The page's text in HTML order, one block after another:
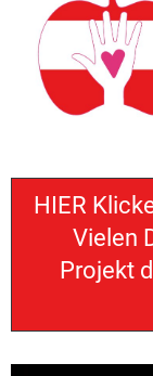
HIER
Vielen
Projekt